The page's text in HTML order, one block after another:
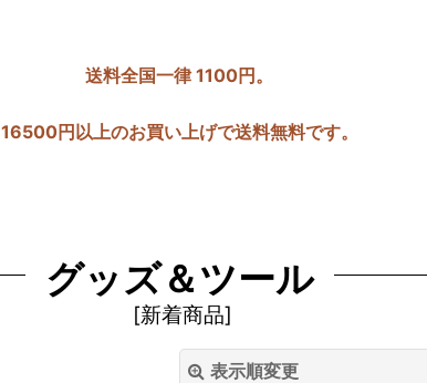
送料全国一律 1100円。
16500円以上のお買い上げで送料無料です。
グッズ＆ツール
[新着商品]
表示順変更